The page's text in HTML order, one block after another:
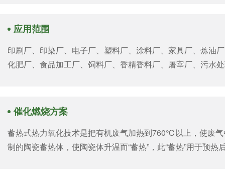
应用范围
印刷厂、印染厂、电子厂、塑料厂、涂料厂、家具厂、炼油
化肥厂、食品加工厂、饲料厂、香精香料厂、屠宰厂、污水
催化燃烧方案
蓄热式热力氧化技术是把有机废气加热到760℃以上，使废
制的陶瓷蓄热体，使陶瓷体升温而“蓄热”，此“蓄热”用于预